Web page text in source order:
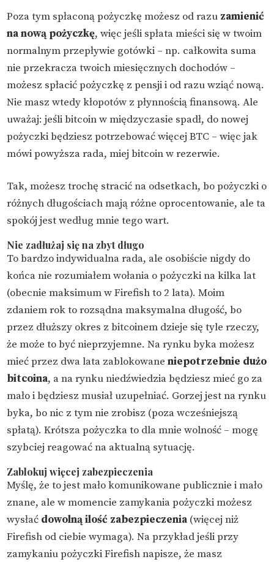
Poza tym spłaconą pożyczkę możesz od razu zamienić
na nową pożyczkę, więc jeśli spłata mieści się w twoim
normalnym przepływie gotówki – np. całkowita suma
nie przekracza twoich miesięcznych dochodów –
możesz spłacić pożyczkę z pensji i od razu wziąć nową.
Nie masz wtedy kłopotów z płynnością finansową. Ale
uważaj: jeśli bitcoin w międzyczasie spadł, do nowej
pożyczki będziesz potrzebować więcej BTC – więc jak
mówi powyższa rada, miej bitcoin w rezerwie.
Tak, możesz trochę stracić na odsetkach, bo pożyczki o
różnych długościach mają różne oprocentowanie, ale ta
spokój jest według mnie tego wart.
Nie zadłużaj się na zbyt długo
To bardzo indywidualna rada, ale osobiście nigdy do
końca nie rozumiałem wołania o pożyczki na kilka lat
(obecnie maksimum w Firefish to 2 lata). Moim
zdaniem rok to rozsądna maksymalna długość, bo
przez dłuższy okres z bitcoinem dzieje się tyle rzeczy,
że może to być nieprzyjemne. Na rynku byka możesz
mieć przez dwa lata zablokowaneniepotrzebnie dużo
bitcoina, a na rynku niedźwiedzia będziesz mieć go za
mało i będziesz musiał uzupełniać. Gorzej jest na rynku
byka, bo nic z tym nie zrobisz (poza wcześniejszą
spłatą). Krótsza pożyczka to dla mnie wolność – mogę
szybciej reagować na aktualną sytuację.
Zablokuj więcej zabezpieczenia
Myślę, że to jest mało komunikowane publicznie i mało
znane, ale w momencie zamykania pożyczki możesz
wysłać dowolną ilość zabezpieczenia (więcej niż
Firefish od ciebie wymaga). Na przykład jeśli przy
zamykaniu pożyczki Firefish napisze, że masz